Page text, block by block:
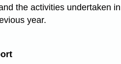
the activities undertaken in
year.